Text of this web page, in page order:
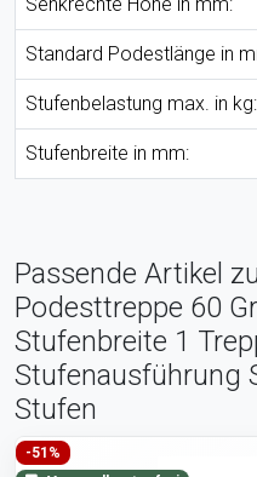
Standard Podestlänge in
Stufenbelastung max. in kg:
Stufenbreite in mm:
Passende Artikel
Podesttreppe 60
Stufenbreite 1
Stufenausführung
Stufen
-51%